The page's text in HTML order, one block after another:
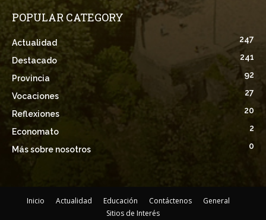
POPULAR CATEGORY
Actualidad 247
Destacado 241
Provincia 92
Vocaciones 27
Reflexiones 20
Economato 2
Más sobre nosotros 0
Inicio Actualidad Educación Contáctenos
General
Sitios de Interés